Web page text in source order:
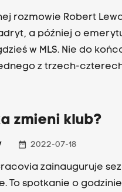
rozmowie Robert
a później o
w MLS. Nie do
jednego z trzech-
zmieni klub?
date_range 2022-07-18
zainauguruje
To spotkanie o